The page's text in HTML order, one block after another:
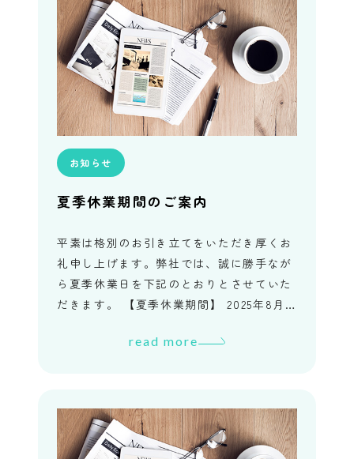
お知らせ
夏季休業期間のご案内
平素は格別のお引き立てをいただき厚くお
礼申し上げます。弊社では、誠に勝手なが
ら夏季休業日を下記のとおりとさせていた
だきます。 【夏季休業期間】 2025年8月0
read more